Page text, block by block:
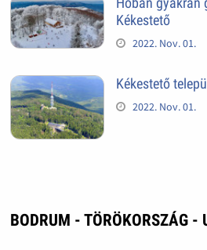
Kékestető
2022. Nov. 01.
Kékestető
2022. Nov. 01.
BODRUM - TÖRÖKORSZÁG -